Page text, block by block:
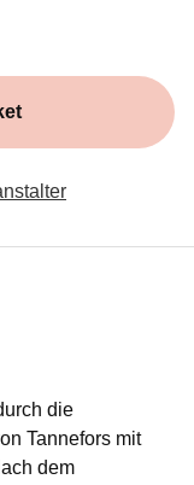
einem neuen
die
Tannefors mit
dem